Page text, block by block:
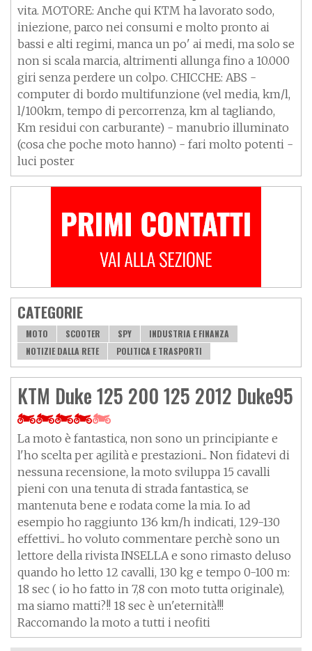
vita. MOTORE: Anche qui KTM ha lavorato sodo,
iniezione, parco nei consumi e molto pronto ai
bassi e alti regimi, manca un po' ai medi, ma solo se
non si scala marcia, altrimenti allunga fino a 10.000
giri senza perdere un colpo. CHICCHE: ABS -
computer di bordo multifunzione (vel media, km/l,
l/100km, tempo di percorrenza, km al tagliando,
Km residui con carburante) - manubrio illuminato
(cosa che poche moto hanno) - fari molto potenti -
luci poster
CATEGORIE
MOTO SCOOTER SPY
INDUSTRIA E FINANZA
NOTIZIE DALLA RETE
POLITICA E TRASPORTI
KTM Duke 125 200 125 2012 Duke95
La moto è fantastica, non sono un principiante e
l'ho scelta per agilità e prestazioni... Non fidatevi di
nessuna recensione, la moto sviluppa 15 cavalli
pieni con una tenuta di strada fantastica, se
mantenuta bene e rodata come la mia. Io ad
esempio ho raggiunto 136 km/h indicati, 129-130
effettivi... ho voluto commentare perchè sono un
lettore della rivista INSELLA e sono rimasto deluso
quando ho letto 12 cavalli, 130 kg e tempo 0-100 m:
18 sec ( io ho fatto in 7,8 con moto tutta originale),
ma siamo matti?!! 18 sec è un'eternità!!!
Raccomando la moto a tutti i neofiti